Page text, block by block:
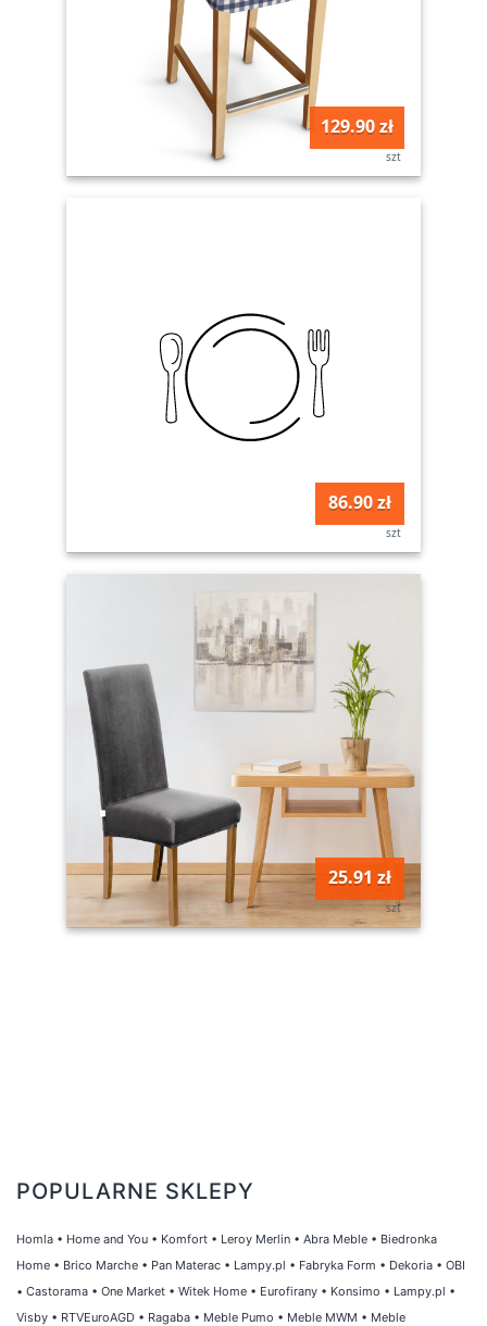
129.90 zł
szt
86.90 zł
szt
25.91 zł
szt
POPULARNE SKLEPY
Homla • Home and You • Komfort • Leroy Merlin • Abra Meble • Biedronka
Home • Brico Marche • Pan Materac • Lampy.pl • Fabryka Form • Dekoria • OBI
• Castorama • One Market • Witek Home • Eurofirany • Konsimo • Lampy.pl •
Visby • RTVEuroAGD • Ragaba • Meble Pumo • Meble MWM • Meble